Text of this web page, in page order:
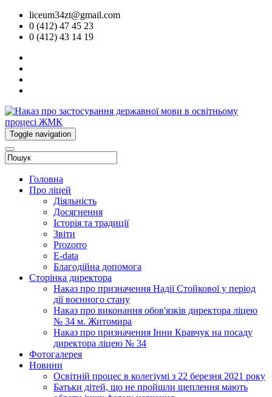
liceum34zt@gmail.com
0 (412) 47 45 23
0 (412) 43 14 19
Toggle navigation
Головна
Про ліцей
Діяльність
Досягнення
Історія та традиції
Звіти
Prozorro
E-data
Благодійна допомога
Сторінка директора
Наказ про призначення Надії Стойкової у період
дії воєнного стану
Наказ про виконання обов'язків директора ліцею
№ 34 м. Житомира
Наказ про призначення Інни Кравчук на посаду
директора ліцею № 34
Фотогалерея
Новини
Освітній процес в колегіумі з 22 березня 2021 року
Батьки дітей, що не пройшли щеплення мають